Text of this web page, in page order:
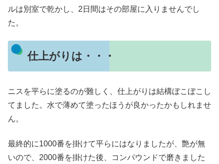
ルは別室で乾かし、2日間はその部屋に入りませんでし
た。
仕上がりは・・・
ニスを平らに塗るのが難しく、仕上がりは結構ぼこぼこし
てました。水で薄めて塗ったほうが良かったかもしれませ
ん。
最終的に1000番を掛けて平らにはなりましたが、艶が無
いので、2000番を掛けた後、コンパウンドで磨きました